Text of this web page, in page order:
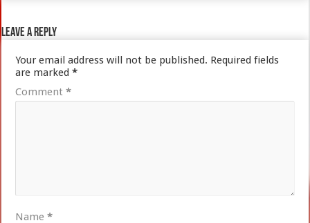
Leave a Reply
Your email address will not be published. Required fields
are marked*
Comment*
Name*